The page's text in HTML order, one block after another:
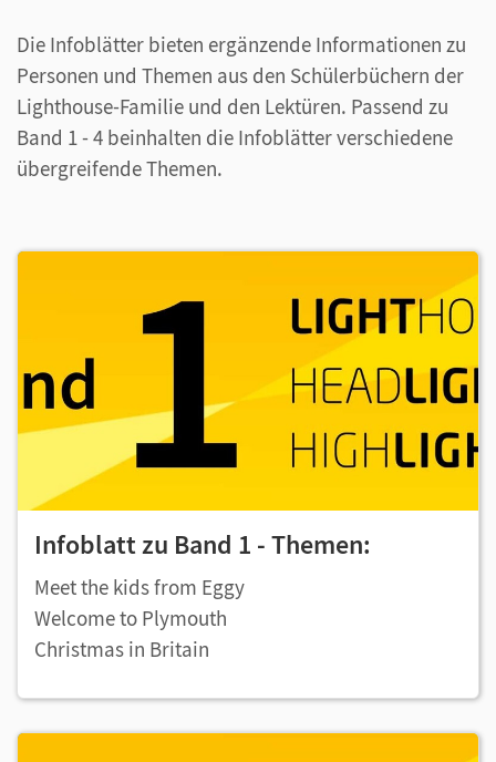
Die Infoblätter bieten ergänzende Informationen zu
Personen und Themen aus den Schülerbüchern der
Lighthouse-Familie und den Lektüren. Passend zu
Band 1 - 4 beinhalten die Infoblätter verschiedene
übergreifende Themen.
Infoblatt zu Band 1 - Themen:
Meet the kids from Eggy
Welcome to Plymouth
Christmas in Britain